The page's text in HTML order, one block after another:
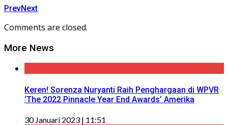
PrevNext
Comments are closed.
More News
Keren! Sorenza Nuryanti Raih Penghargaan di WPVR
‘The 2022 Pinnacle Year End Awards’ Amerika
30 Januari 2023 | 11:51